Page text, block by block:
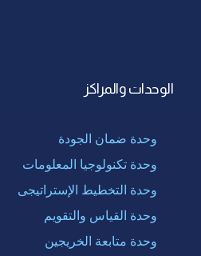
الوحدات والمراكز
وحدة ضمان الجودة
وحدة تكنولوجيا المعلومات
وحدة التخطيط الإستراتيجى
وحدة القياس والتقويم
وحدة متابعة الخريجين